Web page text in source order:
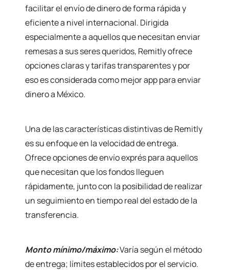
facilitar el envío de dinero de forma rápida y
eficiente a nivel internacional. Dirigida
especialmente a aquellos que necesitan enviar
remesas a sus seres queridos, Remitly ofrece
opciones claras y tarifas transparentes y por
eso es considerada como mejor app para enviar
dinero a México.
Una de las características distintivas de Remitly
es su enfoque en la velocidad de entrega.
Ofrece opciones de envío exprés para aquellos
que necesitan que los fondos lleguen
rápidamente, junto con la posibilidad de realizar
un seguimiento en tiempo real del estado de la
transferencia.
Monto mínimo/máximo:Varía según el método
de entrega; límites establecidos por el servicio.